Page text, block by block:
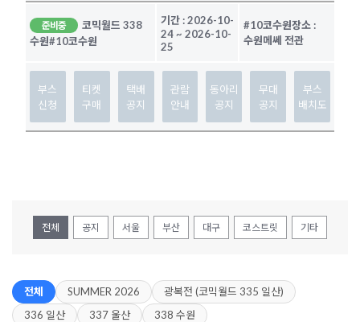
준비중
코믹월드 338
수원#10코수원
기간 :2026-10-
24~ 2026-10-
25
#10코수원장소 :
수원메쎄 전관
부스
신청
티켓
구매
택배
공지
관람
안내
동아리
공지
무대
공지
부스
배치도
전체 공지 서울 부산 대구 코스트릿 기타
전체 SUMMER 2026
광복전 (코믹월드 335 일산)
336 일산
337 울산 338 수원